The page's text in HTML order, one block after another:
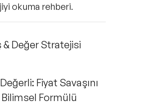
okuma rehberi.
& Değer Stratejisi
Fiyat Savaşını
Bilimsel Formülü